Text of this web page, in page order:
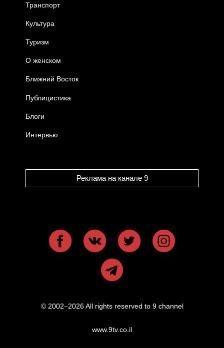
Транспорт
Культура
Туризм
О женском
Ближний Восток
Публицистика
Блоги
Интервью
Реклама на канале 9
© 2002–2026 All rights reserved to 9 channel
www.9tv.co.il